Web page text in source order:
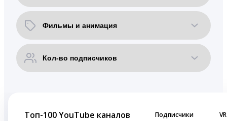
Топ-100 YouTube каналов Подписчики VR